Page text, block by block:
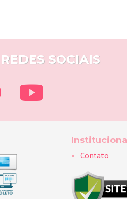
SOCIAIS
Institucional
Contato